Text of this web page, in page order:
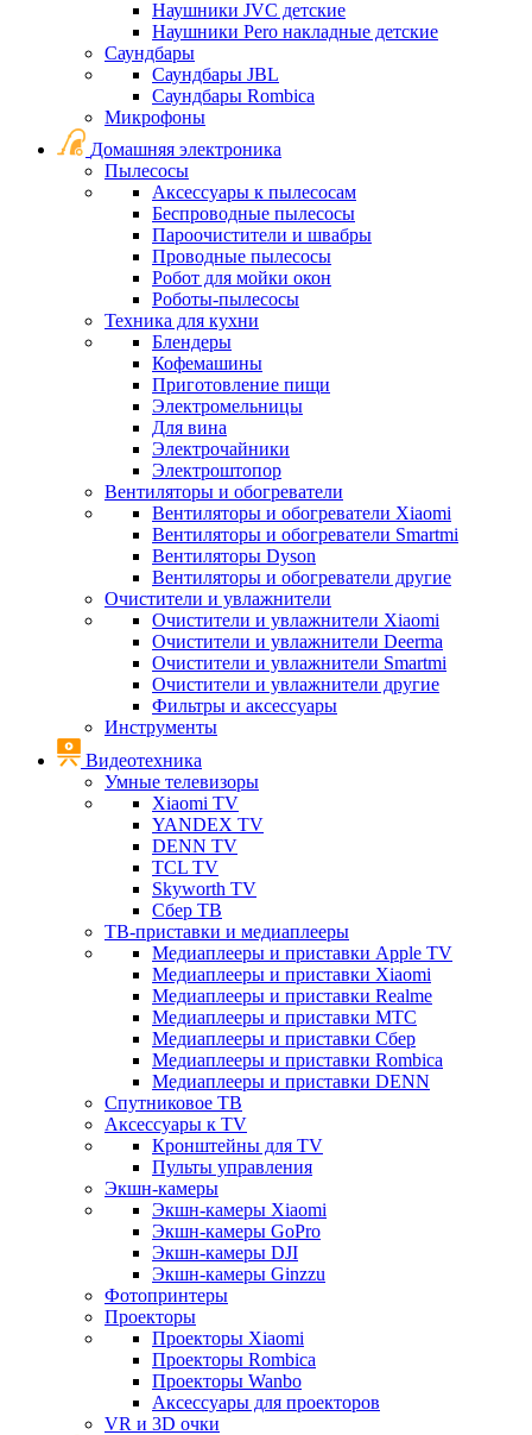
Наушники JVC детские
Наушники Pero накладные детские
Саундбары
Саундбары JBL
Саундбары Rombica
Микрофоны
Домашняя электроника
Пылесосы
Аксессуары к пылесосам
Беспроводные пылесосы
Пароочистители и швабры
Проводные пылесосы
Робот для мойки окон
Роботы-пылесосы
Техника для кухни
Блендеры
Кофемашины
Приготовление пищи
Электромельницы
Для вина
Электрочайники
Электроштопор
Вентиляторы и обогреватели
Вентиляторы и обогреватели Xiaomi
Вентиляторы и обогреватели Smartmi
Вентиляторы Dyson
Вентиляторы и обогреватели другие
Очистители и увлажнители
Очистители и увлажнители Xiaomi
Очистители и увлажнители Deerma
Очистители и увлажнители Smartmi
Очистители и увлажнители другие
Фильтры и аксессуары
Инструменты
Видеотехника
Умные телевизоры
Xiaomi TV
YANDEX TV
DENN TV
TCL TV
Skyworth TV
Сбер ТВ
ТВ-приставки и медиаплееры
Медиаплееры и приставки Apple TV
Медиаплееры и приставки Xiaomi
Медиаплееры и приставки Realme
Медиаплееры и приставки МТС
Медиаплееры и приставки Сбер
Медиаплееры и приставки Rombica
Медиаплееры и приставки DENN
Спутниковое ТВ
Аксессуары к TV
Кронштейны для TV
Пульты управления
Экшн-камеры
Экшн-камеры Xiaomi
Экшн-камеры GoPro
Экшн-камеры DJI
Экшн-камеры Ginzzu
Фотопринтеры
Проекторы
Проекторы Xiaomi
Проекторы Rombica
Проекторы Wanbo
Аксессуары для проекторов
VR и 3D очки